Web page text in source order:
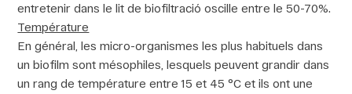
entretenir dans le lit de biofiltració oscille entre le 50-70%.
Température
En général, les micro-organismes les plus habituels dans
un biofilm sont mésophiles, lesquels peuvent grandir dans
un rang de température entre 15 et 45 °C et ils ont une